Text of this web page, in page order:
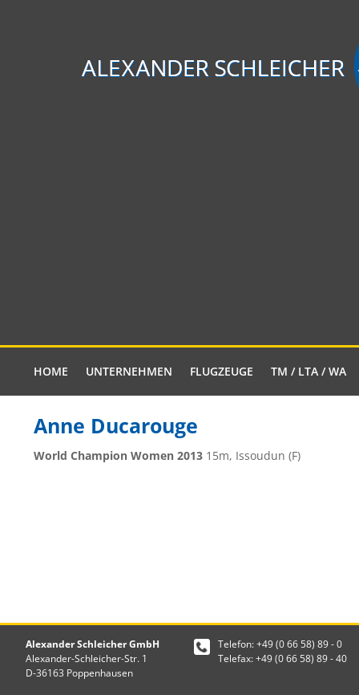
HOME UNTERNEHMEN FLUGZEUGE TM / LTA / WA
Anne Ducarouge
World Champion Women 2013 15m, Issoudun (F)
Alexander Schleicher GmbH
Alexander-Schleicher-Str. 1
D-36163 Poppenhausen
Telefon: +49 (0 66 58) 89 - 0
Telefax: +49 (0 66 58) 89 - 40